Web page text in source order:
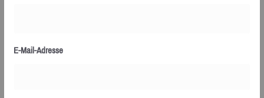
E-Mail-Adresse